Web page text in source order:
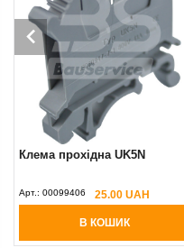
Клема прохідна UK5N
Арт.: 00099406 25.00 UAH
В КОШИК